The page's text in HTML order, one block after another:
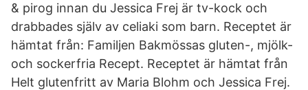
& pirog innan du Jessica Frej är tv-kock och
drabbades själv av celiaki som barn. Receptet är
hämtat från: Familjen Bakmössas gluten-, mjölk-
och sockerfria Recept. Receptet är hämtat från
Helt glutenfritt av Maria Blohm och Jessica Frej.